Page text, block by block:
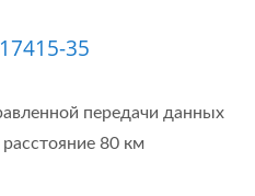
35
передачи данных
80 км